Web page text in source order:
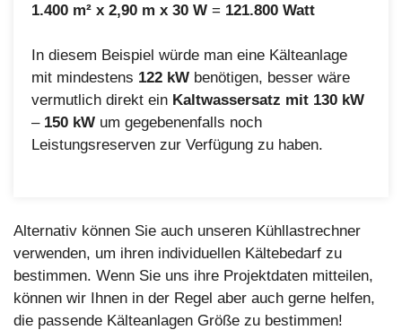
1.400 m² x 2,90 m x 30 W = 121.800 Watt
In diesem Beispiel würde man eine Kälteanlage
mit mindestens 122 kW benötigen, besser wäre
vermutlich direkt ein Kaltwassersatz mit 130 kW
– 150 kW um gegebenenfalls noch
Leistungsreserven zur Verfügung zu haben.
Alternativ können Sie auch unseren Kühllastrechner
verwenden, um ihren individuellen Kältebedarf zu
bestimmen. Wenn Sie uns ihre Projektdaten mitteilen,
können wir Ihnen in der Regel aber auch gerne helfen,
die passende Kälteanlagen Größe zu bestimmen!